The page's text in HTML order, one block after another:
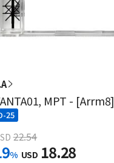
MPT - [Arrm8]
25
22.54
% USD 18.28